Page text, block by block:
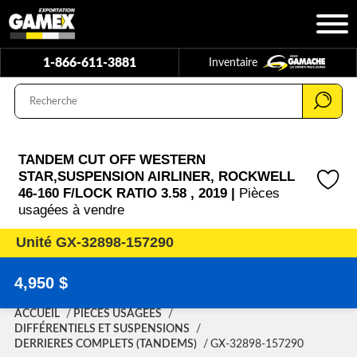
1-866-611-3881 Inventaire
TANDEM CUT OFF WESTERN
STAR,SUSPENSION AIRLINER, ROCKWELL
46-160 F/LOCK RATIO 3.58 , 2019 | Pièces
usagées à vendre
Unité GX-32898-157290
4,950 $
ACCUEIL
PIÈCES USAGÉES
DIFFÉRENTIELS ET SUSPENSIONS
DERRIERES COMPLETS (TANDEMS)
GX-32898-157290